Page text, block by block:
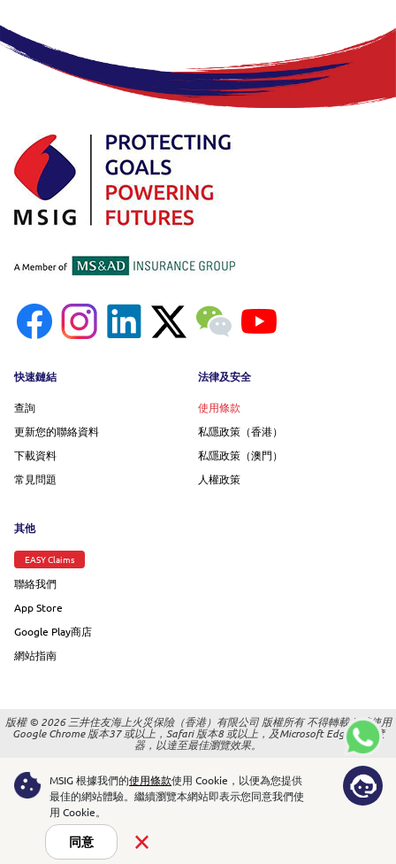
Footer menu
快速鏈結
查詢
更新您的聯絡資料
下載資料
常見問題
法律及安全
使用條款
私隱政策（香港）
私隱政策（澳門）
人權政策
其他
EASY Claims
聯絡我們
App Store
Google Play商店
網站指南
版權 © 2026 三井住友海上火災保險（香港）有限公司 版權所有 不得轉載 | 請使用
Google Chrome 版本37 或以上，Safari 版本8 或以上，及Microsoft Edge 的瀏覽
器，以達至最佳瀏覽效果。
MSIG 根據我們的使用條款使用 Cookie，以便為您提供
最佳的網站體驗。 繼續瀏覽本網站即表示您同意我們使
用 Cookie。
同意